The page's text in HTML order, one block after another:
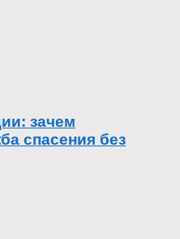
зачем
спасения без